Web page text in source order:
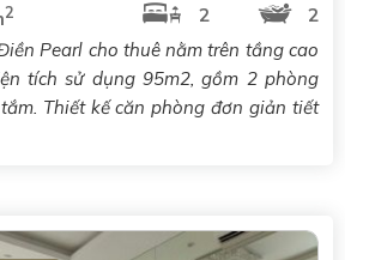
2 2
2
Pearl cho thuê nằm trên tầng cao
tích sử dụng 95m2, gồm 2 phòng
Thiết kế căn phòng đơn giản tiết